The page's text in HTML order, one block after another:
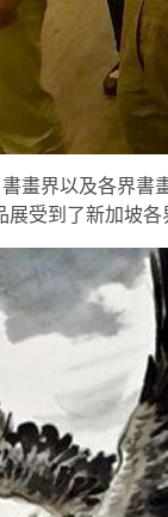
畫界以及各界
展受到了新加坡